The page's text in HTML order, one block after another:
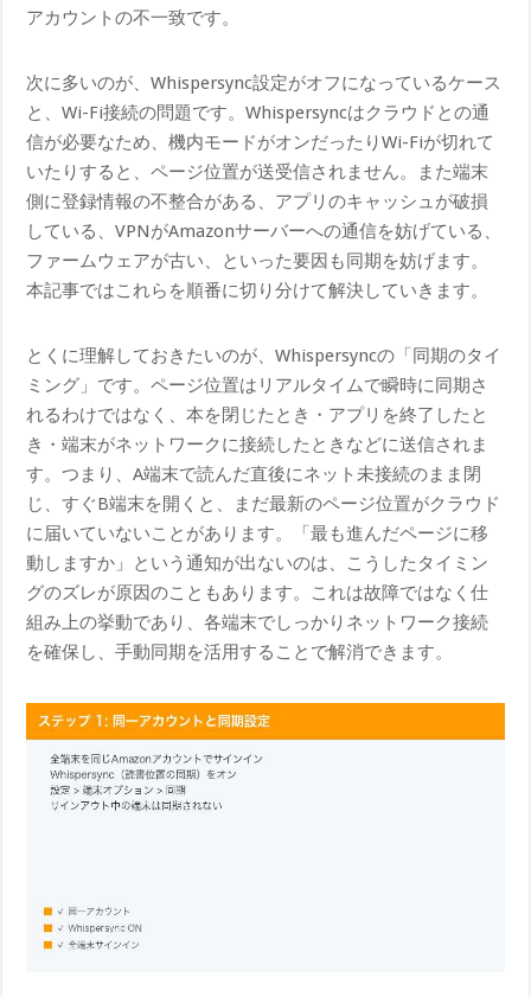
アカウントの不一致です。
次に多いのが、Whispersync設定がオフになっているケース
と、Wi-Fi接続の問題です。Whispersyncはクラウドとの通
信が必要なため、機内モードがオンだったりWi-Fiが切れて
いたりすると、ページ位置が送受信されません。また端末
側に登録情報の不整合がある、アプリのキャッシュが破損
している、VPNがAmazonサーバーへの通信を妨げている、
ファームウェアが古い、といった要因も同期を妨げます。
本記事ではこれらを順番に切り分けて解決していきます。
とくに理解しておきたいのが、Whispersyncの「同期のタイ
ミング」です。ページ位置はリアルタイムで瞬時に同期さ
れるわけではなく、本を閉じたとき・アプリを終了したと
き・端末がネットワークに接続したときなどに送信されま
す。つまり、A端末で読んだ直後にネット未接続のまま閉
じ、すぐB端末を開くと、まだ最新のページ位置がクラウド
に届いていないことがあります。「最も進んだページに移
動しますか」という通知が出ないのは、こうしたタイミン
グのズレが原因のこともあります。これは故障ではなく仕
組み上の挙動であり、各端末でしっかりネットワーク接続
を確保し、手動同期を活用することで解消できます。